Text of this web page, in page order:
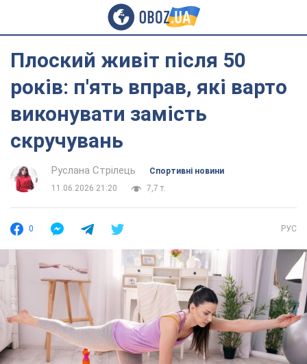
Плоский живіт після 50
років: п'ять вправ, які варто
виконувати замість
скручувань
Руслана Стрілець
Спортивні новини
11.06.2026 21:20
7,7 т.
0 РУС